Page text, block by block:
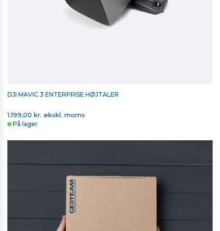
DJI MAVIC 3 ENTERPRISE HØJTALER
1.199,00 kr. ekskl. moms
På lager